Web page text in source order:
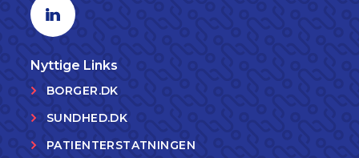
Nyttige Links
BORGER.DK
SUNDHED.DK
PATIENTERSTATNINGEN